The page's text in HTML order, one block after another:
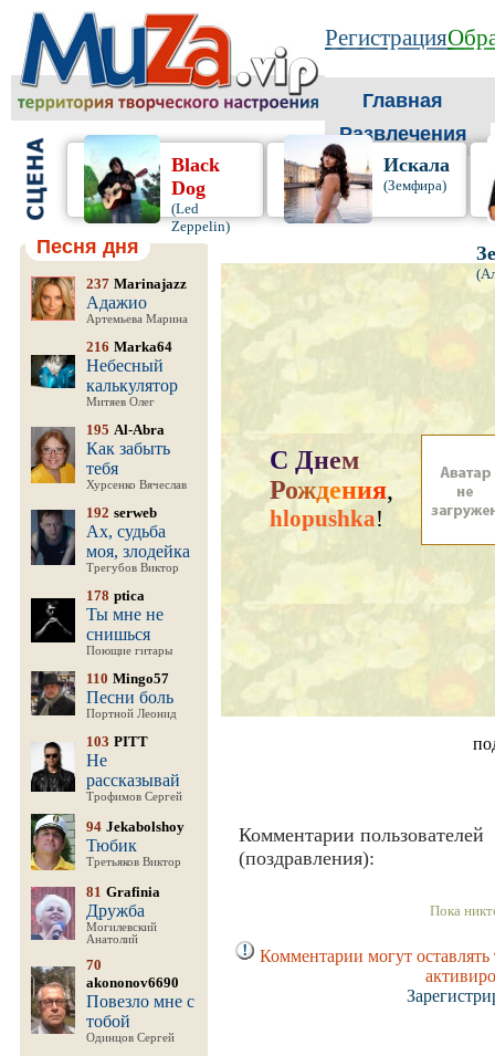
Регистрация
Главная
Развлечения
Black
Dog
(Led
Zeppelin)
Искала
(Земфира)
Песня дня
237 Marinajazz
Адажио
Артемьева Марина
216 Marka64
Небесный
калькулятор
Митяев Олег
195 Al-Abra
Как забыть
тебя
Хурсенко Вячеслав
192 serweb
Ах, судьба
моя, злодейка
Трегубов Виктор
178 ptica
Ты мне не
снишься
Поющие гитары
110 Mingo57
Песни боль
Портной Леонид
103 PITT
Не
рассказывай
Трофимов Сергей
94 Jekabolshoy
Тюбик
Третьяков Виктор
81 Grafinia
Дружба
Могилевский
Анатолий
70
akononov6690
Повезло мне с
тобой
Одинцов Сергей
С Днем
Рождения,
hlopushka!
Комментарии пользователей
(поздравления):
Пока
Комментарии могут оставлять